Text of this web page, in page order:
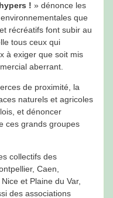
! » dénonce les
que
récréatifs font subir au
tous ceux qui
à exiger que soit mis
aberrant.
de proximité, la
naturels et agricoles
et dénoncer
ces grands groupes
collectifs des
Caen,
et Plaine du Var,
des associations